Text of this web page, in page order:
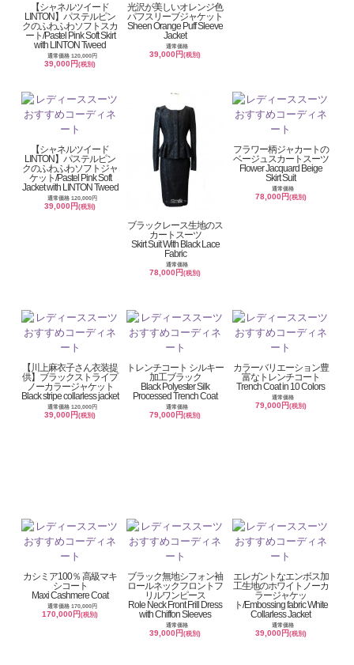
【シャネルツイード
LINTON】パステルピン
クのふわふわソフトスカ
ート/Pastel Pink Soft Skirt
with LINTON Tweed
通常価格 120,000円
39,000円(税別)
光沢が美しいオレンジ色
パフスリーブジャケット
Sheen Orange Puff Sleeve
Jacket
通常価格
39,000円(税別)
【シャネルツイード
LINTON】パステルピン
クのふわふわソフトジャ
ケット/Pastel Pink Soft
Jacket with LINTON Tweed
通常価格 120,000円
39,000円(税別)
ブラックレース生地のス
カートスーツ
Skirt Suit With Black Lace
Fabric
通常価格
78,000円(税別)
フラワー柄ジャカートの
ベージュスカートスーツ
Flower Jacquard Beige
Skirt Suit
通常価格
78,000円 (税別)
【川上麻衣子さん衣装提
供】ブラックストライプ
ノーカラージャケット
Black stripe collarless jacket
通常価格 120,000円
39,000円(税別)
トレンチコート シルキー
加工ブラック
Black Polyester Silk
Processed Trench Coat
通常価格
79,000円(税別)
カラーバリエーション豊
富なトレンチコート
Trench Coat in 10 Colors
通常価格
79,000円 (税別)
カシミア100％ 高級マキ
シコート
Maxi Cashmere Coat
通常価格 170,000円
170,000円(税別)
ブラック無地シフォン袖
ロールネックフロントフ
リルワンピース
Role Neck Front Frill Dress
with Chiffon Sleeves
通常価格
39,000円(税別)
エレガントなエンボス加
工生地のホワイトノーカ
ラージャケッ
ト/Embossing fabric White
Collarless Jacket
通常価格
39,000円 (税別)